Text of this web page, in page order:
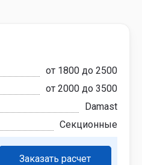
от 1800 до 2500
от 2000 до 3500
Damast
Секционные
Заказать расчет